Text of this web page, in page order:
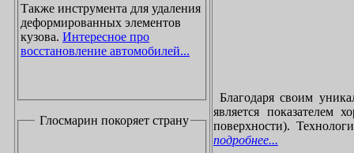
Также инструмента для удаления
деформированных элементов
кузова. Интересное про
восстановление автомобилей...
Глосмарин покоряет страну
Благодаря своим
является показателем
поверхности).
подробнее...